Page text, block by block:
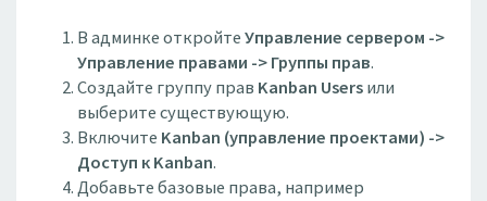
В админке откройтеУправление сервером ->
Управление правами -> Группы прав.
Создайте группу прав Kanban Usersили
выберите существующую.
Включите Kanban (управление проектами) ->
Доступ к Kanban.
Добавьте базовые права, например